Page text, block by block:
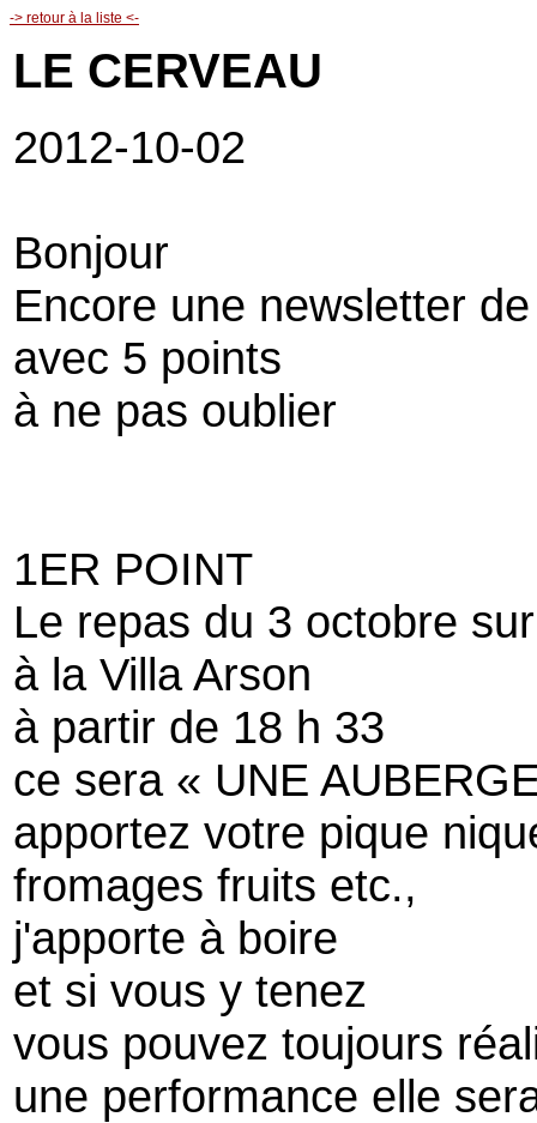
-> retour à la liste <-
LE CERVEAU
2012-10-02
Bonjour
Encore une newsletter
avec 5 points
à ne pas oublier
1ER POINT
Le repas du 3 octobre
à la Villa Arson
à partir de 18 h 33
ce sera « UNE
apportez votre pique
fromages fruits etc.,
j'apporte à boire
et si vous y tenez
vous pouvez toujours
une performance elle